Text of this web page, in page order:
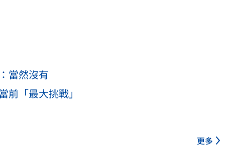
當然沒有
「最大挑戰」
更多